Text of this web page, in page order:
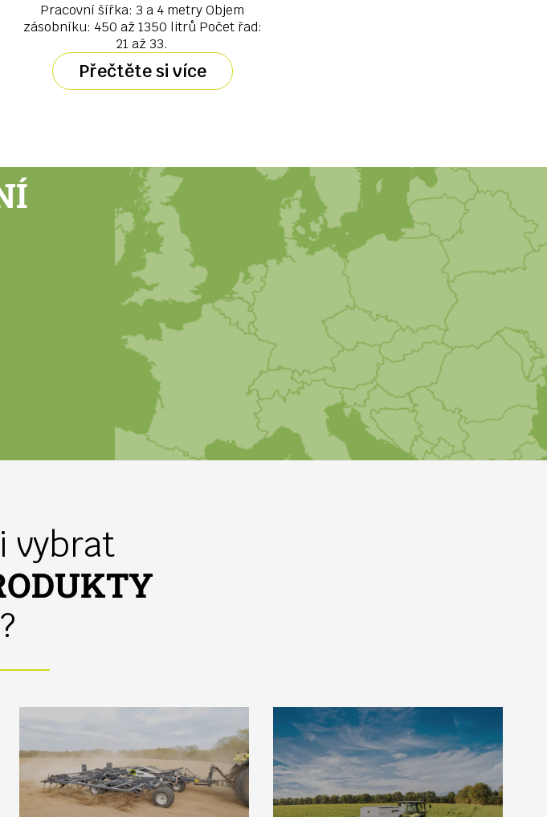
Pracovní šířka: 3 a 4 metry Objem
zásobníku: 450 až 1350 litrů Počet řad:
21 až 33.
Přečtěte si více
vybrat
?